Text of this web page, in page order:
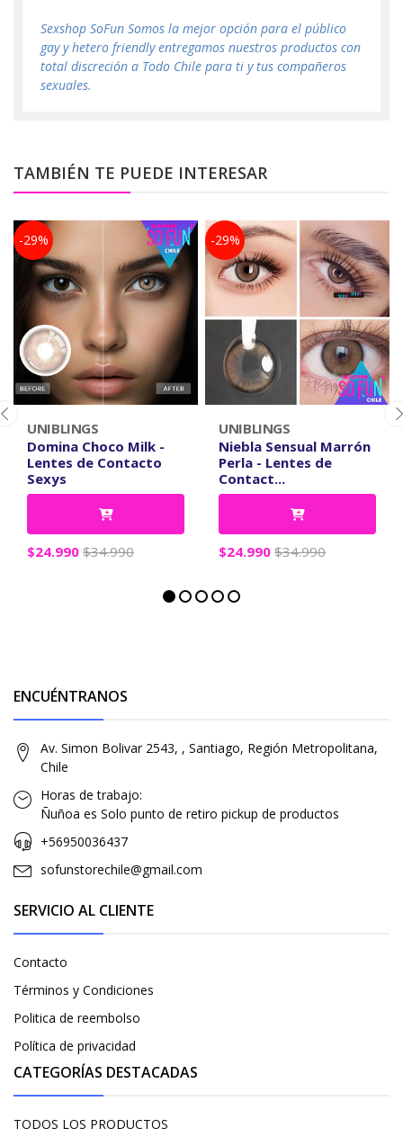
Sexshop SoFun Somos la mejor opción para el público
gay y hetero friendly entregamos nuestros productos con
total discreción a Todo Chile para ti y tus compañeros
sexuales.
TAMBIÉN TE PUEDE INTERESAR
-29%
UNIBLINGS
Domina Choco Milk -
Lentes de Contacto
Sexys
$24.990 $34.990
-29%
UNIBLINGS
Niebla Sensual Marrón
Perla - Lentes de
Contact...
$24.990 $34.990
ENCUÉNTRANOS
Av. Simon Bolivar 2543, , Santiago, Región Metropolitana,
Chile
Horas de trabajo:
Ñuñoa es Solo punto de retiro pickup de productos
+56950036437
sofunstorechile@gmail.com
SERVICIO AL CLIENTE
Contacto
Términos y Condiciones
Politica de reembolso
Política de privacidad
CATEGORÍAS DESTACADAS
TODOS LOS PRODUCTOS